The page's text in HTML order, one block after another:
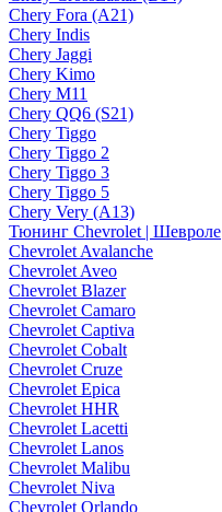
Chery Fora (A21)
Chery Indis
Chery Jaggi
Chery Kimo
Chery M11
Chery QQ6 (S21)
Chery Tiggo
Chery Tiggo 2
Chery Tiggo 3
Chery Tiggo 5
Chery Very (A13)
Тюнинг Chevrolet | Шевроле
Chevrolet Avalanche
Chevrolet Aveo
Chevrolet Blazer
Chevrolet Camaro
Chevrolet Captiva
Chevrolet Cobalt
Chevrolet Cruze
Chevrolet Epica
Chevrolet HHR
Chevrolet Lacetti
Chevrolet Lanos
Chevrolet Malibu
Chevrolet Niva
Chevrolet Orlando